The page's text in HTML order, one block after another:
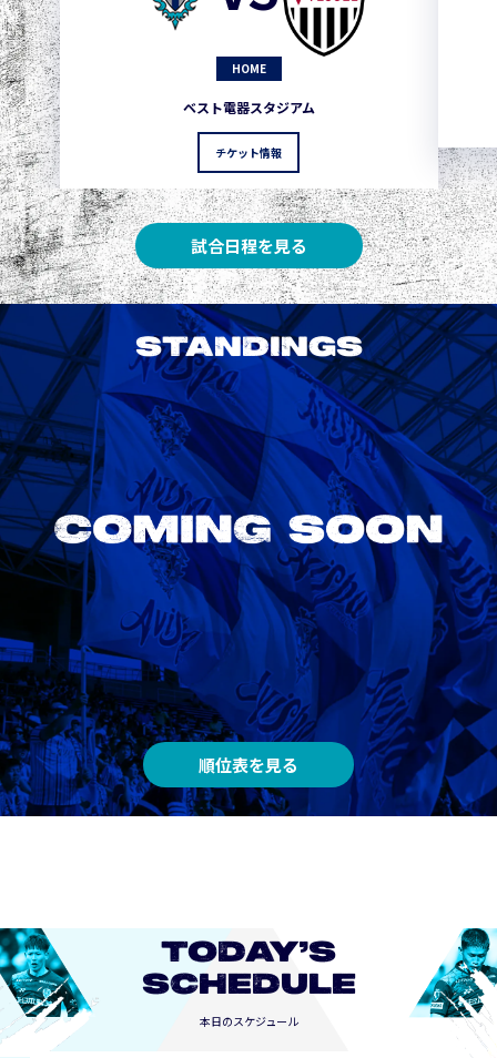
HOME
ベスト電器スタジアム
チケット情報
試合日程を見る
STANDINGS
順位表を見る
TODAY’S
SCHEDULE
本日のスケジュール